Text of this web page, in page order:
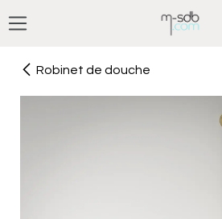
Robinet de douche